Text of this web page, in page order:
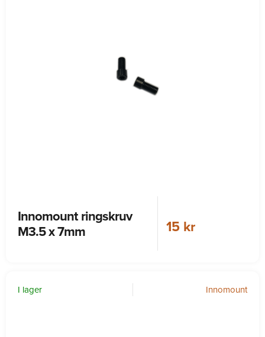
Innomount ringskruv
M3.5 x 7mm
15 kr
I lager Innomount